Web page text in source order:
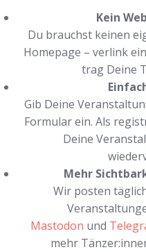
Kein
Du brauchst keinen
Homepage – verlink
trag Deine
Gib Deine
Formular ein. Als
Deine
Mehr
Wir posten
Mastodon und
mehr